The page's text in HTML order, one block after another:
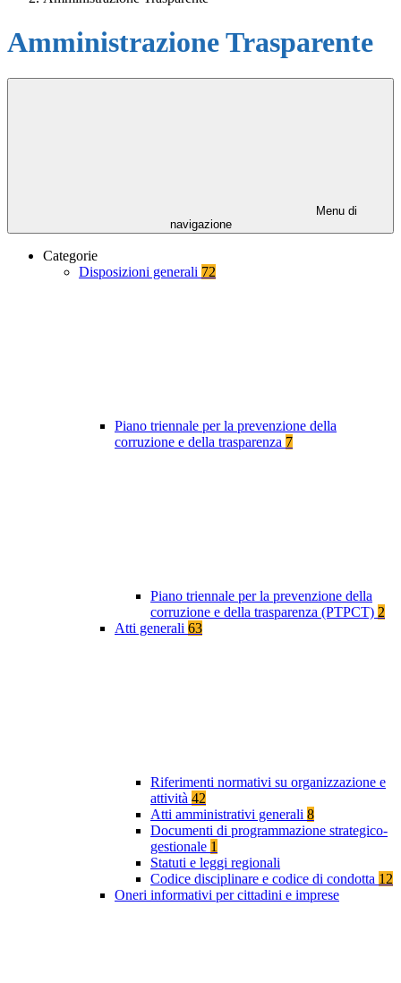
Amministrazione Trasparente
Menu di
navigazione
Categorie
Disposizioni generali 72
Piano triennale per la prevenzione della
corruzione e della trasparenza 7
Piano triennale per la prevenzione della
corruzione e della trasparenza (PTPCT) 2
Atti generali 63
Riferimenti normativi su organizzazione e
attività 42
Atti amministrativi generali 8
Documenti di programmazione strategico-
gestionale 1
Statuti e leggi regionali
Codice disciplinare e codice di condotta 12
Oneri informativi per cittadini e imprese